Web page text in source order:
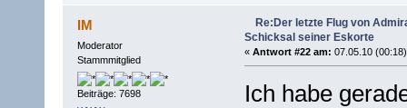
IM
Moderator
Stammmitglied
Beiträge: 7698
Re:Der letzte Flug von
Schicksal seiner Eskorte
« Antwort #22 am: 07.05.10
Ich habe